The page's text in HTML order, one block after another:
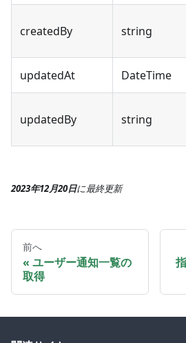
createdBy string
updatedAt DateTime
updatedBy string
2023年12月20日に最終更新
前へ
ユーザー通知一覧の
取得